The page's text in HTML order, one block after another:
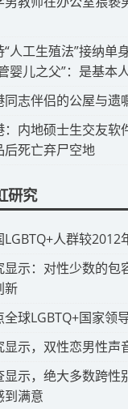
“人工生殖法”接纳单
婴儿之父”：是基本
同志伴侣的公屋与遗
：内地硕士生交友软
后死亡弃尸空地
研究
LGBTQ+人群较2012
显示：对性少数的包
新
全球LGBTQ+国家领
显示，双性恋男性声
显示，绝大多数跨性
到满意